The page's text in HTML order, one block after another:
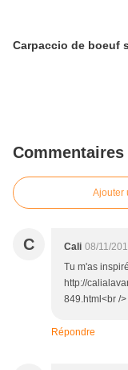
Carpaccio de boeuf
Commentaires
Ajouter
C Cali 08/11/
Tu m'as
http://
849.html<br /
Répondre